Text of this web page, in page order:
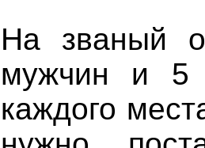
На званый
мужчин и 5
каждого